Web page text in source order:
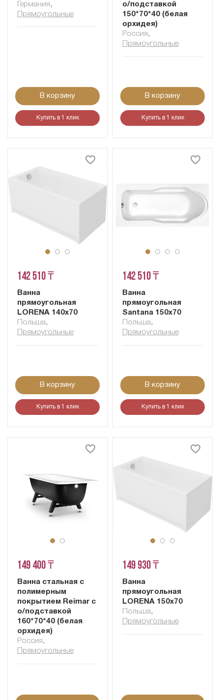
Германия ,
Прямоугольные
В корзину
Купить в 1 клик
о/подставкой
150*70*40 (белая
орхидея)
Россия ,
Прямоугольные
В корзину
Купить в 1 клик
142 510 ₸
Ванна
прямоугольная
LORENA 140x70
Польша,
Прямоугольные
В корзину
Купить в 1 клик
142 510 ₸
Ванна
прямоугольная
Santana 150x70
Польша,
Прямоугольные
В корзину
Купить в 1 клик
149 400 ₸
Ванна стальная с
полимерным
покрытием Reimar c
о/подставкой
160*70*40 (белая
орхидея)
Россия ,
Прямоугольные
149 930 ₸
Ванна
прямоугольная
LORENA 150x70
Польша,
Прямоугольные